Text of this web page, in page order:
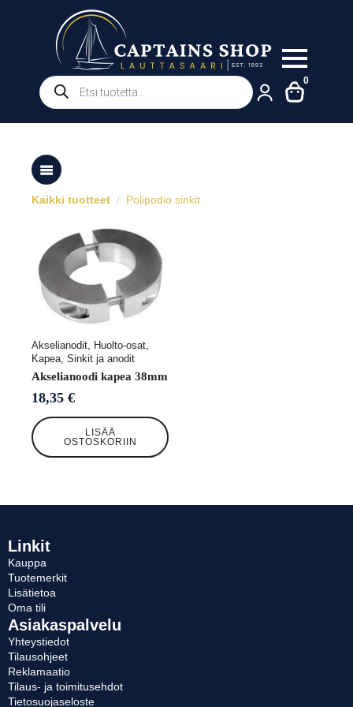
Products
search
0
Kaikki tuotteet Polipodio sinkit
Akselianodit, Huolto-osat,
Kapea, Sinkit ja anodit
Akselianoodi kapea 38mm
18,35 €
LISÄÄ
OSTOSKORIIN
Linkit
Kauppa
Tuotemerkit
Lisätietoa
Oma tili
Asiakaspalvelu
Yhteystiedot
Tilausohjeet
Reklamaatio
Tilaus- ja toimitusehdot
Tietosuojaseloste